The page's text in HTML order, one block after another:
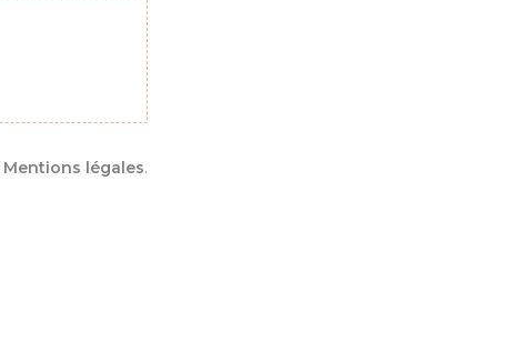
Mentions légales.